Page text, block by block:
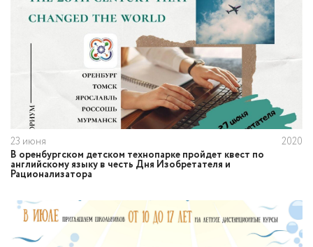
23 июня
2020
В оренбургском детском технопарке пройдет квест по
английскому языку в честь Дня Изобретателя и
Рационализатора